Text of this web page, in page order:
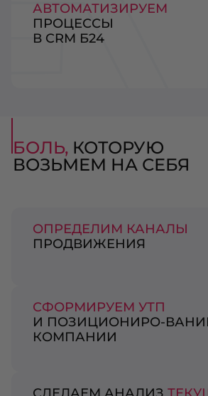
АВТОМАТИЗИРУЕМ
ПРОЦЕССЫ
В CRM Б24
БОЛЬ, КОТОРУЮ
ВОЗЬМЕМ НА СЕБЯ
ОПРЕДЕЛИМ КАНАЛЫ
ПРОДВИЖЕНИЯ
СФОРМИРУЕМ УТП
И ПОЗИЦИОНИРО-
КОМПАНИИ